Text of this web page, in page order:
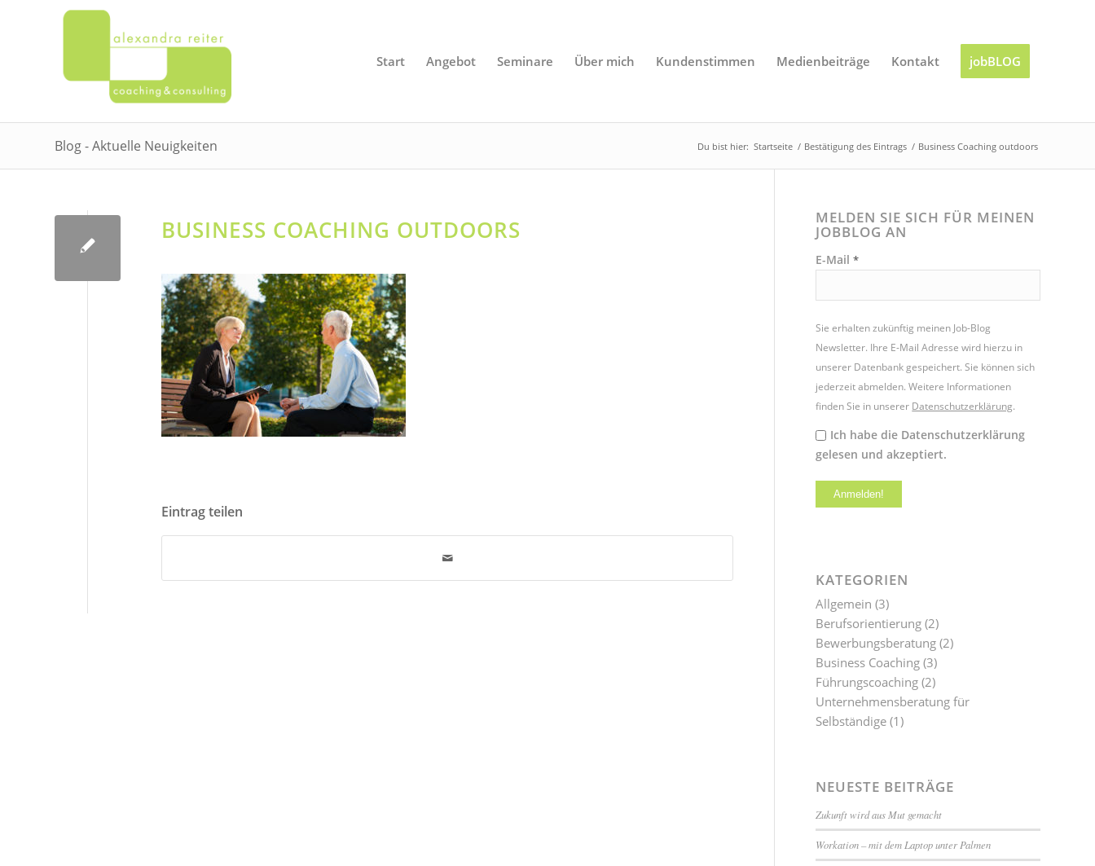
Start Angebot Seminare Über mich Kundenstimmen Medienbeiträge Kontakt jobBLOG
Blog - Aktuelle Neuigkeiten Du bist hier: Startseite / Bestätigung des Eintrags / Business Coaching outdoors
BUSINESS COACHING OUTDOORS
Eintrag teilen
MELDEN SIE SICH FÜR MEINEN
JOBBLOG AN
E-Mail*
Sie erhalten zukünftig meinen Job-Blog
Newsletter. Ihre E-Mail Adresse wird hierzu in
unserer Datenbank gespeichert. Sie können sich
jederzeit abmelden. Weitere Informationen
finden Sie in unserer Datenschutzerklärung.
Ich habe die Datenschutzerklärung
gelesen und akzeptiert.
KATEGORIEN
Allgemein (3)
Berufsorientierung (2)
Bewerbungsberatung (2)
Business Coaching (3)
Führungscoaching (2)
Unternehmensberatung für
Selbständige (1)
NEUESTE BEITRÄGE
Zukunft wird aus Mut gemacht
Workation – mit dem Laptop unter Palmen